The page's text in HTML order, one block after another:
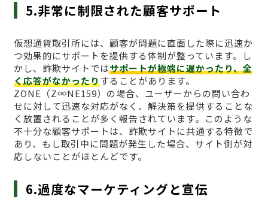
5.非常に制限された顧客サポート
仮想通貨取引所には、顧客が問題に直面した際に迅速か
つ効果的にサポートを提供する体制が整っています。し
かし、詐欺サイトではサポートが極端に遅かったり、全
く応答がなかったりすることがあります。
ZONE（Z∞NE159）の場合、ユーザーからの問い合わ
せに対して迅速な対応がなく、解決策を提供することな
く放置されることが多く報告されています。このような
不十分な顧客サポートは、詐欺サイトに共通する特徴で
あり、もし取引中に問題が発生した場合、サイト側が対
応しないことがほとんどです。
6.過度なマーケティングと宣伝